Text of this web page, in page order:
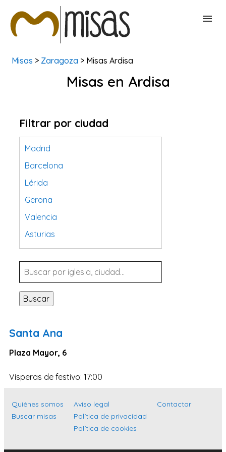
BUSCAR MISAS
Misas > Zaragoza > Misas Ardisa
Misas en Ardisa
Filtrar por ciudad
Madrid
Barcelona
Lérida
Gerona
Valencia
Asturias
Tarragona
Navarra
Valladolid
Sevilla
Santa Cruz de Tenerife
Cantabria
Islas Baleares
Málaga
Buscar
Santa Ana
Plaza Mayor, 6
Vísperas de festivo: 17:00
Quiénes somos
Buscar misas
Aviso legal
Política de privacidad
Política de cookies
Contactar